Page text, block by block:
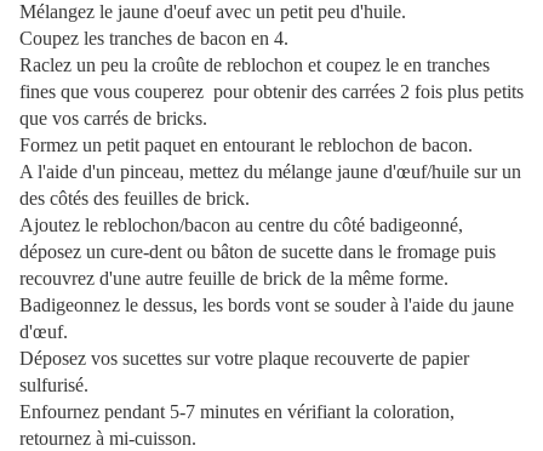
Mélangez le jaune d'oeuf avec un petit peu d'huile.
Coupez les tranches de bacon en 4.
Raclez un peu la croûte de reblochon et coupez le en tranches
fines que vous couperez pour obtenir des carrées 2 fois plus petits
que vos carrés de bricks.
Formez un petit paquet en entourant le reblochon de bacon.
A l'aide d'un pinceau, mettez du mélange jaune d'œuf/huile sur un
des côtés des feuilles de brick.
Ajoutez le reblochon/bacon au centre du côté badigeonné,
déposez un cure-dent ou bâton de sucette dans le fromage puis
recouvrez d'une autre feuille de brick de la même forme.
Badigeonnez le dessus, les bords vont se souder à l'aide du jaune
d'œuf.
Déposez vos sucettes sur votre plaque recouverte de papier
sulfurisé.
Enfournez pendant 5-7 minutes en vérifiant la coloration,
retournez à mi-cuisson.